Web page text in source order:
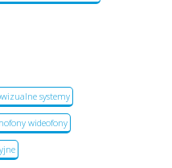
systemy
wideofony